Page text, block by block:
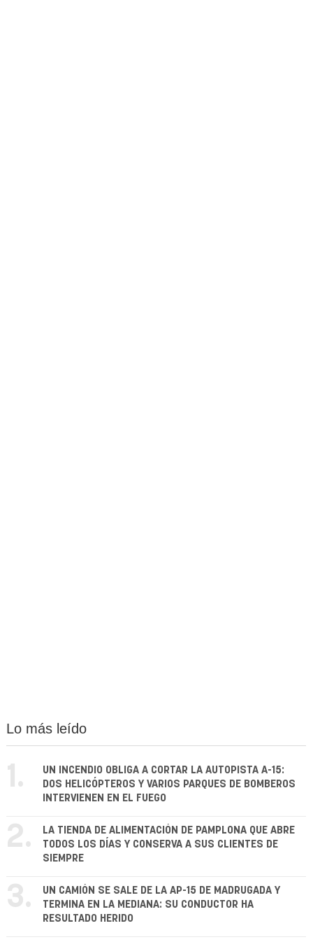
Lo más leído
1.
UN INCENDIO OBLIGA A CORTAR LA AUTOPISTA A-15:
DOS HELICÓPTEROS Y VARIOS PARQUES DE BOMBEROS
INTERVIENEN EN EL FUEGO
2.
LA TIENDA DE ALIMENTACIÓN DE PAMPLONA QUE ABRE
TODOS LOS DÍAS Y CONSERVA A SUS CLIENTES DE
SIEMPRE
3.
UN CAMIÓN SE SALE DE LA AP-15 DE MADRUGADA Y
TERMINA EN LA MEDIANA: SU CONDUCTOR HA
RESULTADO HERIDO